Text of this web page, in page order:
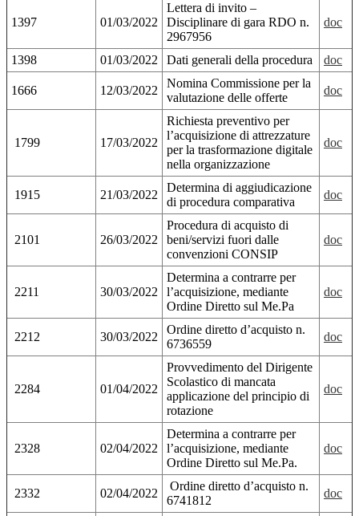
1397 01/03/2022
Lettera di invito –
Disciplinare di gara RDO n.
2967956
doc
1398 01/03/2022 Dati generali della procedura doc
1666 12/03/2022
Nomina Commissione per la
valutazione delle offerte
doc
1799 17/03/2022
Richiesta preventivo per
l’acquisizione di attrezzature
per la trasformazione digitale
nella organizzazione
doc
1915 21/03/2022
Determina di aggiudicazione
di procedura comparativa
doc
2101 26/03/2022
Procedura di acquisto di
beni/servizi fuori dalle
convenzioni CONSIP
doc
2211 30/03/2022
Determina a contrarre per
l’acquisizione, mediante
Ordine Diretto sul Me.Pa
doc
2212 30/03/2022
Ordine diretto d’acquisto n.
6736559
doc
2284 01/04/2022
Provvedimento del Dirigente
Scolastico di mancata
applicazione del principio di
rotazione
doc
2328 02/04/2022
Determina a contrarre per
l’acquisizione, mediante
Ordine Diretto sul Me.Pa.
doc
2332 02/04/2022
Ordine diretto d’acquisto n.
6741812
doc